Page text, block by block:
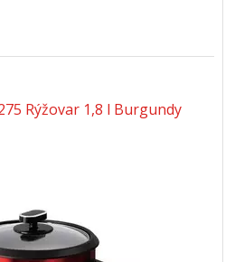
Rýžovar 1,8 l Burgundy